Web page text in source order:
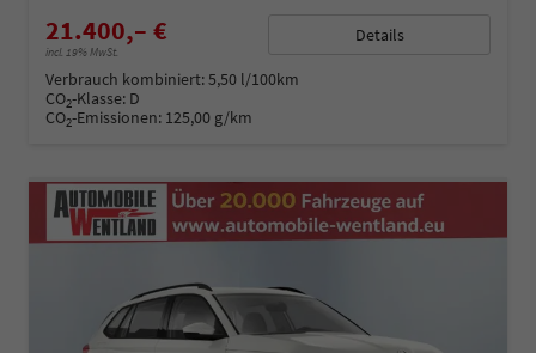
21.400,– €
incl. 19% MwSt.
Details
Verbrauch kombiniert:5,50 l/100km
CO2-Klasse: D
CO2-Emissionen: 125,00 g/km